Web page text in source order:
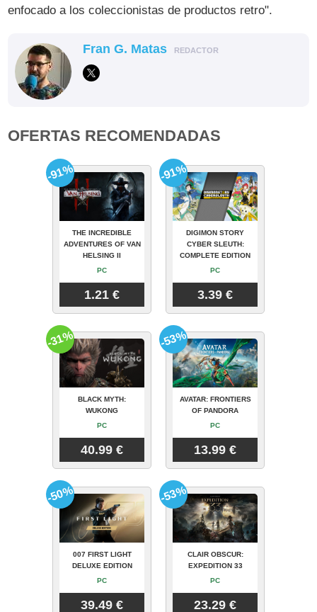
enfocado a los coleccionistas de productos retro".
Fran G. Matas REDACTOR
OFERTAS RECOMENDADAS
THE INCREDIBLE
ADVENTURES OF VAN
HELSING II
PC
1.21 €
-91%
DIGIMON STORY
CYBER SLEUTH:
COMPLETE EDITION
PC
3.39 €
-91%
BLACK MYTH:
WUKONG
PC
40.99 €
-31%
AVATAR: FRONTIERS
OF PANDORA
PC
13.99 €
-53%
007 FIRST LIGHT
DELUXE EDITION
PC
39.49 €
-50%
CLAIR OBSCUR:
EXPEDITION 33
PC
23.29 €
-53%